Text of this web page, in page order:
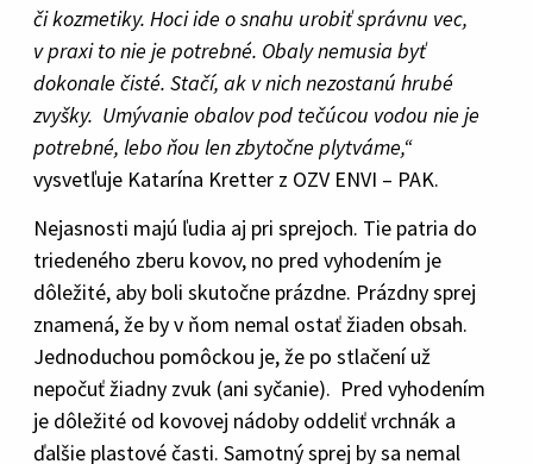
či kozmetiky. Hoci ide o snahu urobiť správnu vec,
v praxi to nie je potrebné. Obaly nemusia byť
dokonale čisté. Stačí, ak v nich nezostanú hrubé
zvyšky. Umývanie obalov pod tečúcou vodou nie je
potrebné, lebo ňou len zbytočne plytváme,“
vysvetľuje Katarína Kretter z OZV ENVI – PAK.
Nejasnosti majú ľudia aj pri sprejoch. Tie patria do
triedeného zberu kovov, no pred vyhodením je
dôležité, aby boli skutočne prázdne. Prázdny sprej
znamená, že by v ňom nemal ostať žiaden obsah.
Jednoduchou pomôckou je, že po stlačení už
nepočuť žiadny zvuk (ani syčanie). Pred vyhodením
je dôležité od kovovej nádoby oddeliť vrchnák a
ďalšie plastové časti. Samotný sprej by sa nemal